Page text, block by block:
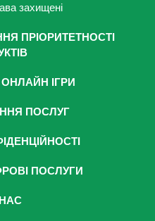
захищені
ПРІОРИТЕТНОСТІ
ІГРИ
ПОСЛУГ
ПОСЛУГИ